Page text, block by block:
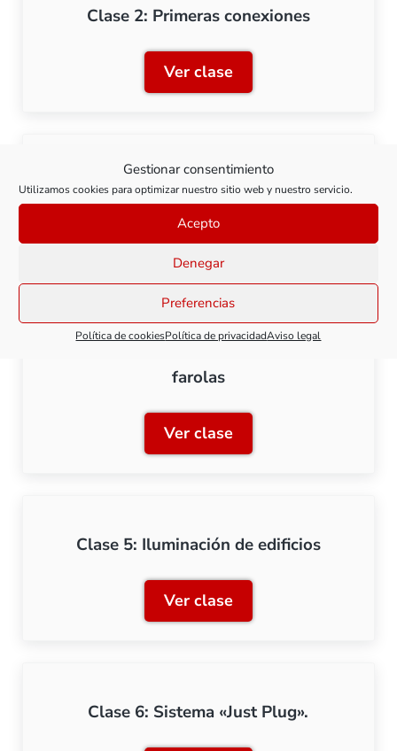
Gestionar consentimiento
Utilizamos cookies para optimizar nuestro sitio web y nuestro servicio.
Acepto
Denegar
Preferencias
Política de cookiesPolítica de privacidadAviso legal
Clase 2: Primeras conexiones
Ver claseClase 2: Primeras
Clase 3: Iluminación LED
Ver claseClase 3: Iluminación LED
farolas
Ver claseClase 4: Construcción
Clase 5: Iluminación de edificios
Ver claseClase 5: Iluminación de
Clase 6: Sistema «Just Plug».